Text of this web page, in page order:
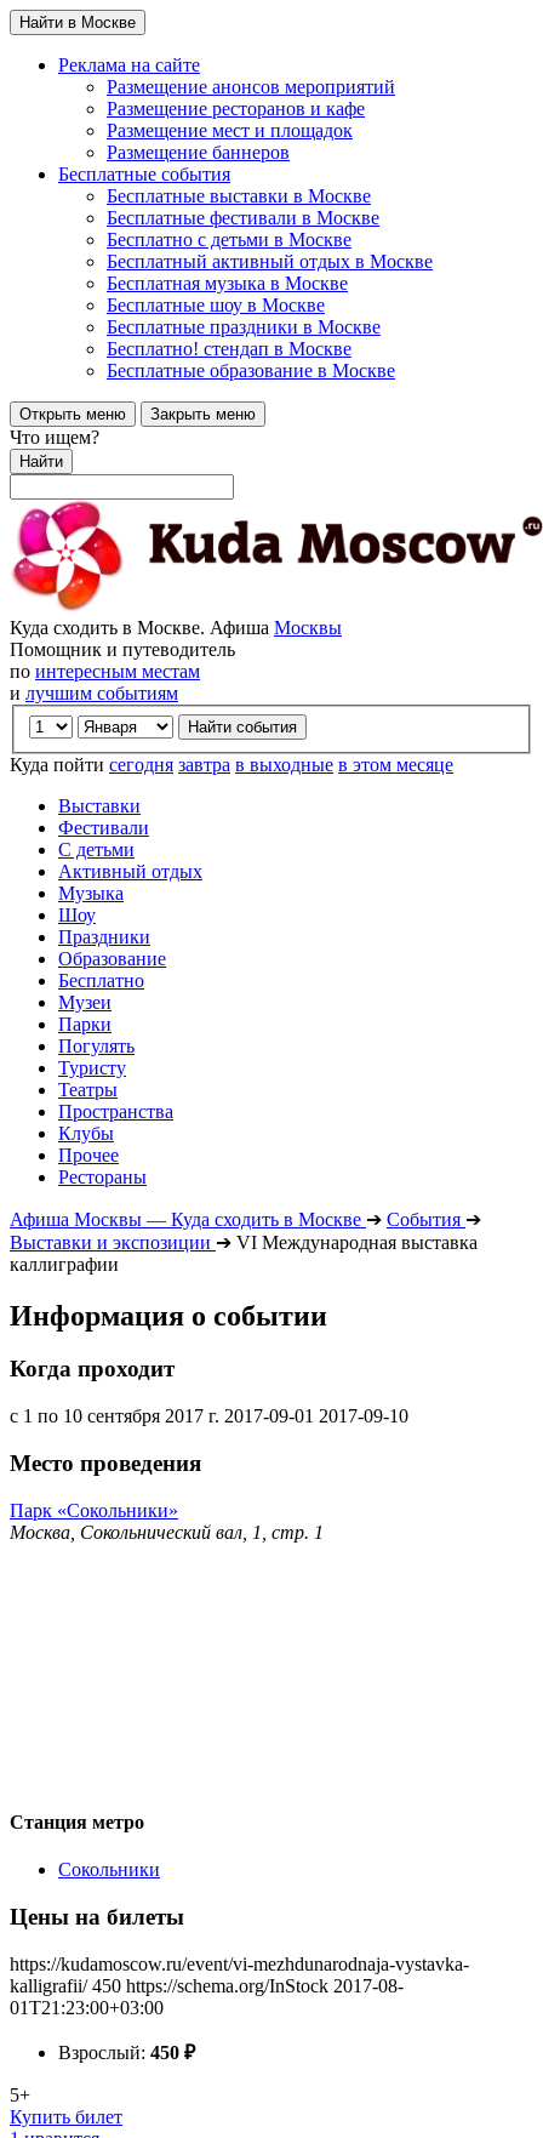
Найти в Москве
Реклама на сайте
Размещение анонсов мероприятий
Размещение ресторанов и кафе
Размещение мест и площадок
Размещение баннеров
Бесплатные события
Бесплатные выставки в Москве
Бесплатные фестивали в Москве
Бесплатно с детьми в Москве
Бесплатный активный отдых в Москве
Бесплатная музыка в Москве
Бесплатные шоу в Москве
Бесплатные праздники в Москве
Бесплатно! стендап в Москве
Бесплатные образование в Москве
Открыть меню Закрыть меню
Что ищем?
Найти
Куда сходить в Москве. Афиша Москвы
Помощник и путеводитель
по интересным местам
и лучшим событиям
Куда пойти сегодня завтра в выходные в этом месяце
Выставки
Фестивали
С детьми
Активный отдых
Музыка
Шоу
Праздники
Образование
Бесплатно
Музеи
Парки
Погулять
Туристу
Театры
Пространства
Клубы
Прочее
Рестораны
Афиша Москвы — Куда сходить в Москве ➔ События ➔
Выставки и экспозиции ➔ VI Международная выставка
каллиграфии
Информация о событии
Когда проходит
с 1 по 10 сентября 2017 г. 2017-09-01 2017-09-10
Место проведения
Парк «Сокольники»
Москва, Сокольнический вал, 1, стр. 1
Станция метро
Сокольники
Цены на билеты
https://kudamoscow.ru/event/vi-mezhdunarodnaja-vystavka-
kalligrafii/ 450 https://schema.org/InStock 2017-08-
01T21:23:00+03:00
Взрослый: 450 ₽
5+
Купить билет